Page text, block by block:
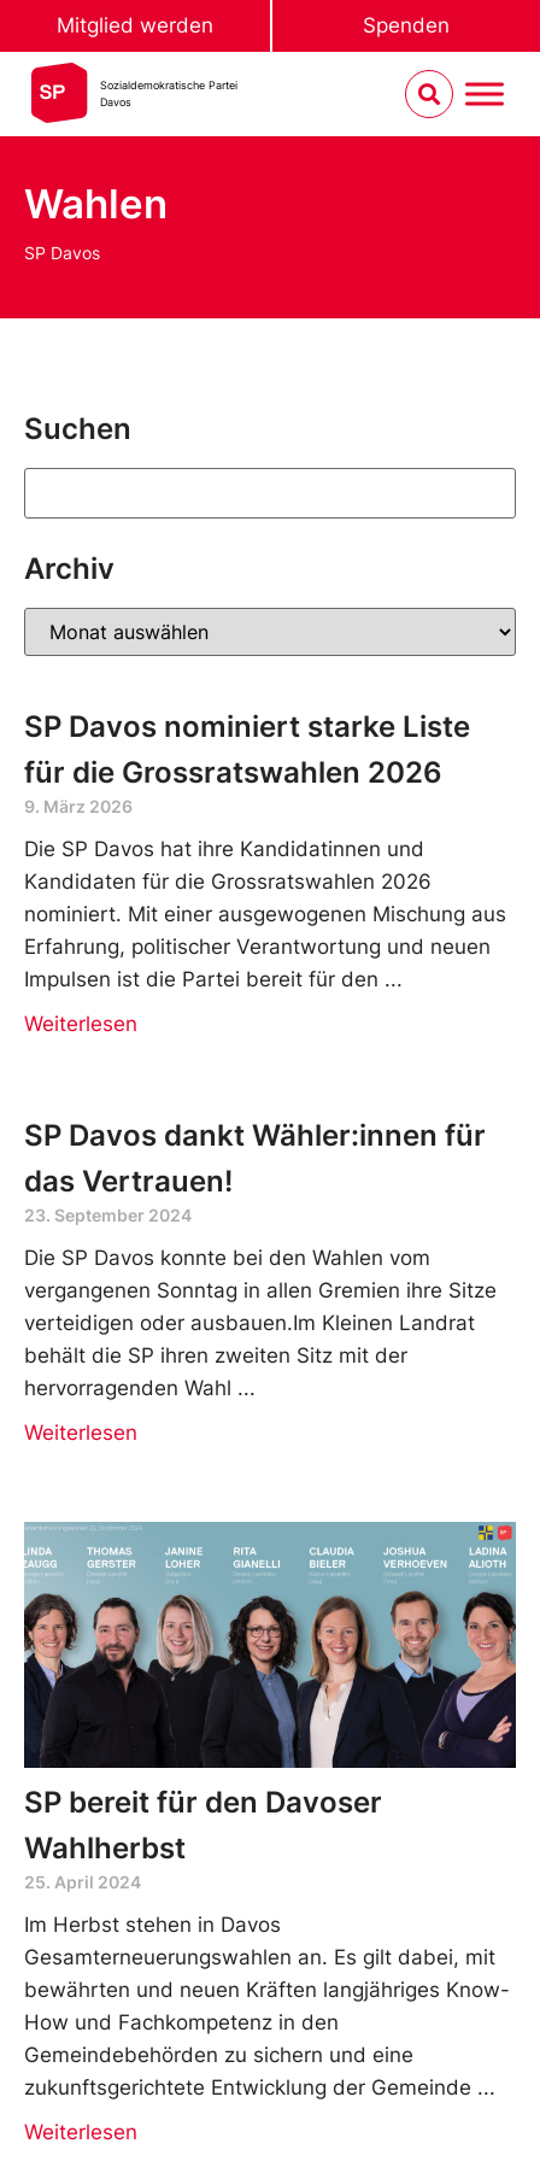
Mitglied werden Spenden
Sozialdemokratische Partei
Davos
Wahlen
SP Davos
Suchen
Archiv
SP Davos nominiert starke Liste
für die Grossratswahlen 2026
9. März 2026
Die SP Davos hat ihre Kandidatinnen und
Kandidaten für die Grossratswahlen 2026
nominiert. Mit einer ausgewogenen Mischung aus
Erfahrung, politischer Verantwortung und neuen
Impulsen ist die Partei bereit für den
Weiterlesen
SP Davos dankt Wähler:innen für
das Vertrauen!
23. September 2024
Die SP Davos konnte bei den Wahlen vom
vergangenen Sonntag in allen Gremien ihre Sitze
verteidigen oder ausbauen.Im Kleinen Landrat
behält die SP ihren zweiten Sitz mit der
hervorragenden Wahl
Weiterlesen
SP bereit für den Davoser
Wahlherbst
25. April 2024
Im Herbst stehen in Davos
Gesamterneuerungswahlen an. Es gilt dabei, mit
bewährten und neuen Kräften langjähriges Know-
How und Fachkompetenz in den
Gemeindebehörden zu sichern und eine
zukunftsgerichtete Entwicklung der Gemeinde
Weiterlesen